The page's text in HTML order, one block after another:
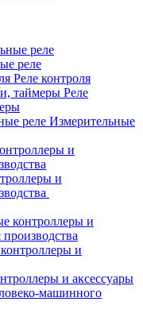
реле
Реле контроля
Реле
Измерительные
и
контроллеры и
и аксессуары